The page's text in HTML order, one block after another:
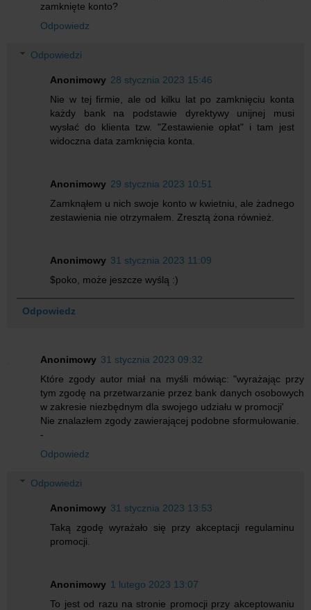
zamknięte konto?
Odpowiedz
Odpowiedzi
Anonimowy 28 stycznia 2023 15:46
Nie w tej firmie, ale od kilku lat po zamknięciu konta
każdy bank na podstawie dyrektywy unijnej musi
wysłać do klienta tzw. "Zestawienie opłat" i tam jest
widoczna data zamknięcia konta.
Anonimowy 29 stycznia 2023 10:51
Zamknąłem u nich swoje konto w kwietniu, ale żadnego
zestawienia nie otrzymałem. Zresztą żona również.
Anonimowy 31 stycznia 2023 11:09
$poko, może jeszcze wyślą :)
Odpowiedz
Anonimowy 31 stycznia 2023 09:32
Które zgody autor miał na myśli mówiąc: "wyrażając przy
tym zgodę na przetwarzanie przez bank danych osobowych
w zakresie niezbędnym dla swojego udziału w promocji'
Nie znalazłem zgody zawierającej podobne sformułowanie.
-
Odpowiedz
Odpowiedzi
Anonimowy 31 stycznia 2023 13:53
Taką zgodę wyrażało się przy akceptacji regulaminu
promocji.
Anonimowy 1 lutego 2023 13:07
To jest od razu na stronie promocji przy akceptowaniu